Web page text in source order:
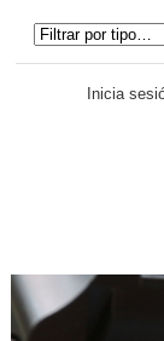
Inicia